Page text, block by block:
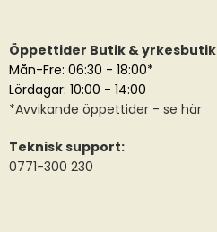
Öppettider Butik & yrkesbutik
Mån-Fre: 06:30 - 18:00*
Lördagar: 10:00 - 14:00
*Avvikande öppettider - se här
Teknisk support:
0771-300 230